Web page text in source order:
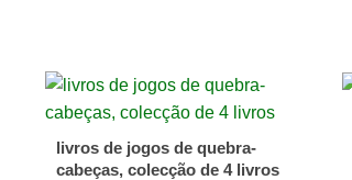
livros de jogos de quebra-
cabeças, colecção de 4 livros